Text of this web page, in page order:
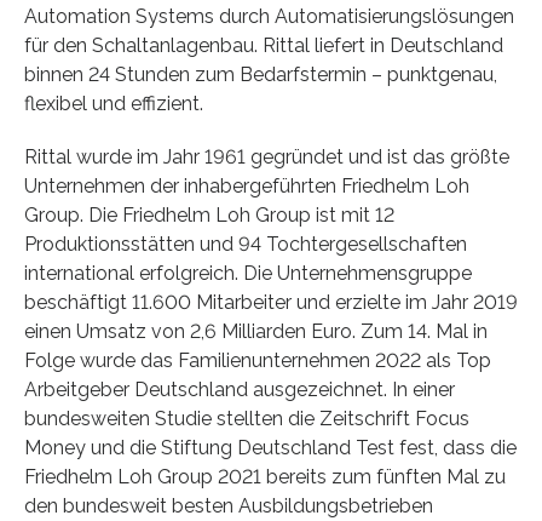
Automation Systems durch Automatisierungslösungen
für den Schaltanlagenbau. Rittal liefert in Deutschland
binnen 24 Stunden zum Bedarfstermin – punktgenau,
flexibel und effizient.
Rittal wurde im Jahr 1961 gegründet und ist das größte
Unternehmen der inhabergeführten Friedhelm Loh
Group. Die Friedhelm Loh Group ist mit 12
Produktionsstätten und 94 Tochtergesellschaften
international erfolgreich. Die Unternehmensgruppe
beschäftigt 11.600 Mitarbeiter und erzielte im Jahr 2019
einen Umsatz von 2,6 Milliarden Euro. Zum 14. Mal in
Folge wurde das Familienunternehmen 2022 als Top
Arbeitgeber Deutschland ausgezeichnet. In einer
bundesweiten Studie stellten die Zeitschrift Focus
Money und die Stiftung Deutschland Test fest, dass die
Friedhelm Loh Group 2021 bereits zum fünften Mal zu
den bundesweit besten Ausbildungsbetrieben